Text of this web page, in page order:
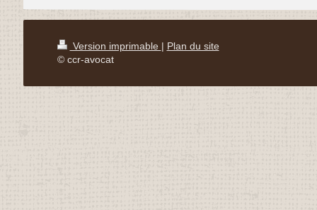
Version imprimable | Plan du site
© ccr-avocat